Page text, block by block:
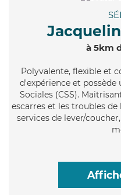
à 5km
Polyvalente, flexible et
d'expérience et possède
Sociales (CSS).
escarres et les troubles
services de lever/